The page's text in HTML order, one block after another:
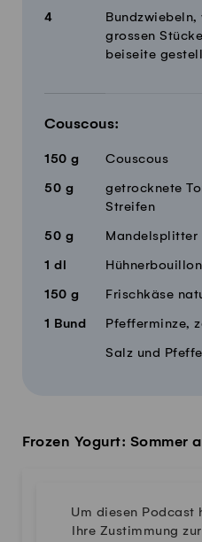
4
grossen
beiseite
Couscous:
150 g Couscous
50 g
getrocknete
Streifen
50 g Mandelsplitter
1 dl Hühnerbouillon
150 g Frischkäse
1 Bund Pfefferminze,
Salz und
Frozen Yogurt: Sommer
Um diesen Podcast
Ihre Zustimmung